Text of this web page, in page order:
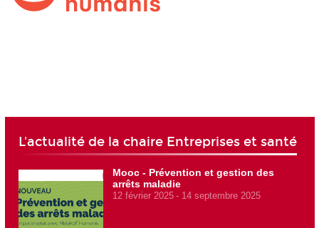
L'actualité de la chaire Entreprises et santé
Mooc - Prévention et gestion des
arrêts maladie
12 février 2025 14 septembre 2025